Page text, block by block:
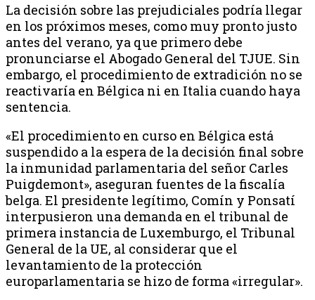
La decisión sobre las prejudiciales podría llegar
en los próximos meses, como muy pronto justo
antes del verano, ya que primero debe
pronunciarse el Abogado General del TJUE. Sin
embargo, el procedimiento de extradición no se
reactivaría en Bélgica ni en Italia cuando haya
sentencia.
«El procedimiento en curso en Bélgica está
suspendido a la espera de la decisión final sobre
la inmunidad parlamentaria del señor Carles
Puigdemont», aseguran fuentes de la fiscalía
belga. El presidente legítimo, Comín y Ponsatí
interpusieron una demanda en el tribunal de
primera instancia de Luxemburgo, el Tribunal
General de la UE, al considerar que el
levantamiento de la protección
europarlamentaria se hizo de forma «irregular».